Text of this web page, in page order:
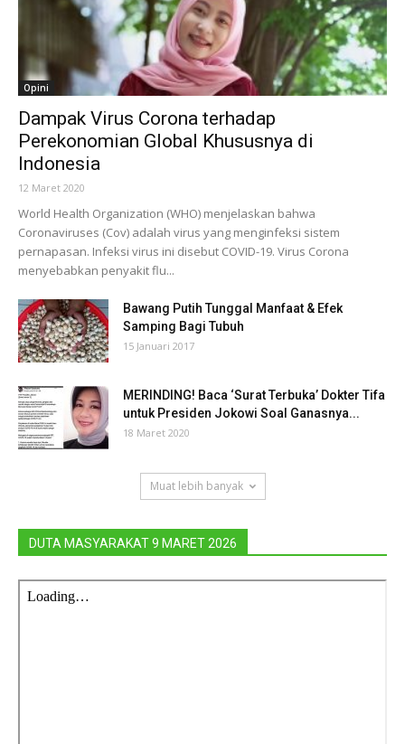
Opini
Dampak Virus Corona terhadap
Perekonomian Global Khususnya di
Indonesia
12 Maret 2020
World Health Organization (WHO) menjelaskan bahwa
Coronaviruses (Cov) adalah virus yang menginfeksi sistem
pernapasan. Infeksi virus ini disebut COVID-19. Virus Corona
menyebabkan penyakit flu...
Bawang Putih Tunggal Manfaat & Efek
Samping Bagi Tubuh
15 Januari 2017
MERINDING! Baca ‘Surat Terbuka’ Dokter Tifa
untuk Presiden Jokowi Soal Ganasnya...
18 Maret 2020
Muat lebih banyak
DUTA MASYARAKAT 9 MARET 2026